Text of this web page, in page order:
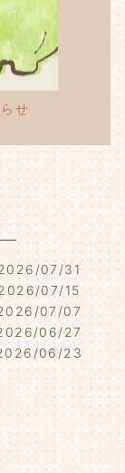
せ
07/31
07/15
07/07
06/27
06/23